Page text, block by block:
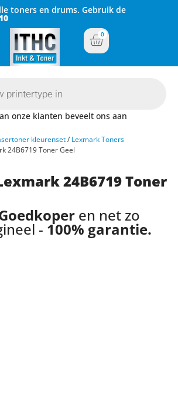
toners en drums. Gebruik de
0
onze klanten beveelt ons aan
kleurenset/ Lexmark Toners
24B6719 Toner Geel
24B6719 Toner
en net zo
- 100% garantie.